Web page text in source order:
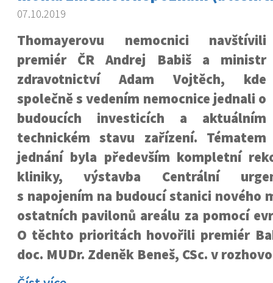
07.10.2019
Thomayerovu nemocnici navštívili
premiér ČR Andrej Babiš a ministr
zdravotnictví Adam Vojtěch, kde
společně s vedením nemocnice jednali o
budoucích investicích a aktuálním
technickém stavu zařízení. Tématem
jednání byla především kompletní
kliniky, výstavba Centrální
s napojením na budoucí stanici nového
ostatních pavilonů areálu za pomocí
O těchto prioritách hovořili premiér
doc. MUDr. Zdeněk Beneš, CSc. v